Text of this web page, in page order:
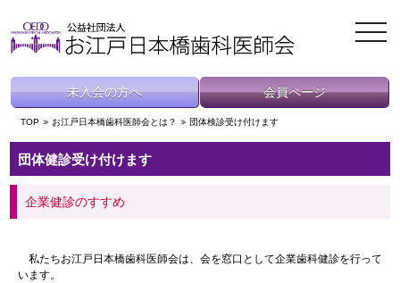
toggle
未入会の方へ 会員ページ
TOP お江戸日本橋歯科医師会とは？ 団体検診受け付けます
団体健診受け付けます
企業健診のすすめ
私たちお江戸日本橋歯科医師会は、会を窓口として企業歯科健診を行って
います。